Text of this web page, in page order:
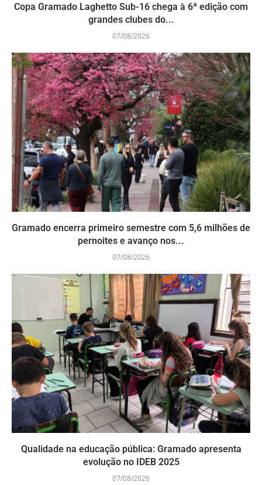
Copa Gramado Laghetto Sub-16 chega à 6ª edição com
grandes clubes do...
07/08/2026
Gramado encerra primeiro semestre com 5,6 milhões de
pernoites e avanço nos...
07/08/2026
Qualidade na educação pública: Gramado apresenta
evolução no IDEB 2025
07/08/2026